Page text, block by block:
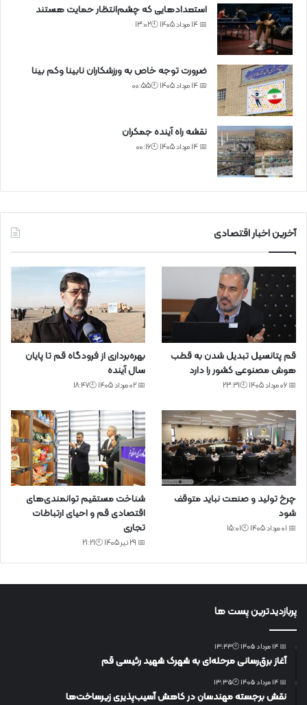
استعدادهایی که چشم‌انتظار حمایت هستند
📅 14 مرداد 1405 🕙13:02
ضرورت توجه خاص به ورزشکاران نابینا وکم بینا
📅 14 مرداد 1405 🕙00:55
نقشه راه آینده جمکران
📅 14 مرداد 1405 🕙00:16
آخرین اخبار اقتصادی
قم پتانسیل تبدیل شدن به قطب
هوش مصنوعی کشور را دارد
📅 06 مرداد 1405 🕙23:31
بهره‌برداری از فرودگاه قم تا پایان
سال آینده
📅 02 مرداد 1405 🕙18:47
چرخ تولید و صنعت نباید متوقف
شود
📅 01 مرداد 1405 🕙15:01
شناخت مستقیم توانمندی‌های
اقتصادی قم و احیای ارتباطات
تجاری
📅 29 تیر 1405 🕙21:21
پربازدیدترین پست ها
📅 14 مرداد 1405 🕙13:43
آغاز برق‌رسانی مرحله‌ای به شهرک شهید رئیسی قم
📅 14 مرداد 1405 🕙13:35
نقش برجسته مهندسان در کاهش آسیب‌پذیری زیرساخت‌ها